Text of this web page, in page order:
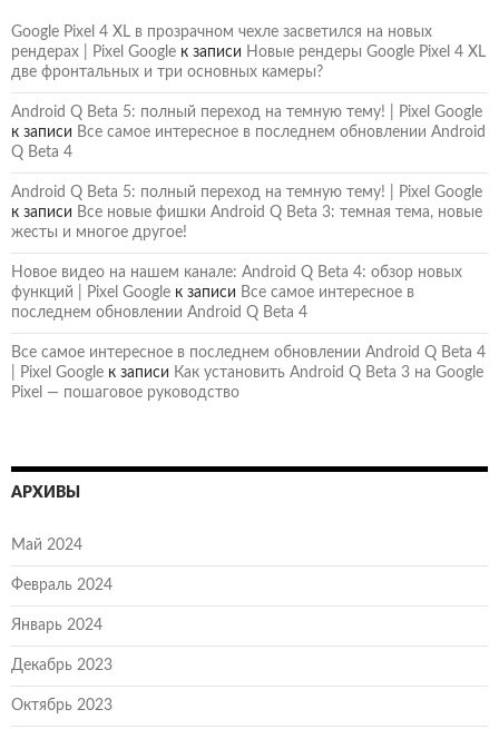
Google Pixel 4 XL в прозрачном чехле засветился на новых
рендерах | Pixel Google к записи Новые рендеры Google Pixel 4 XL
две фронтальных и три основных камеры?
Android Q Beta 5: полный переход на темную тему! | Pixel Google
к записи Все самое интересное в последнем обновлении Android
Q Beta 4
Android Q Beta 5: полный переход на темную тему! | Pixel Google
к записи Все новые фишки Android Q Beta 3: темная тема, новые
жесты и многое другое!
Новое видео на нашем канале: Android Q Beta 4: обзор новых
функций | Pixel Google к записи Все самое интересное в
последнем обновлении Android Q Beta 4
Все самое интересное в последнем обновлении Android Q Beta 4
| Pixel Google к записи Как установить Android Q Beta 3 на Google
Pixel — пошаговое руководство
АРХИВЫ
Май 2024
Февраль 2024
Январь 2024
Декабрь 2023
Октябрь 2023